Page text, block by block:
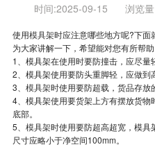
时间:2025-09-15 浏览量
使用模具架时应注意哪些地方呢?下面
为大家讲解一下，希望能对您有所帮助
1、模具架在使用时要防撞击，应尽量
2、模具架使用要防头重脚轻，应做到
3、 模具架时使用要防超载，货品存放
4、模具架使用要货架上方有摆放货
底部。
5、 模具架时使用要防超高超宽，模具
尺寸应略小于净空间100mm。